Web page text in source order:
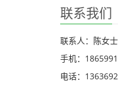
联系我们
联系人：陈女士
手机：
电话：